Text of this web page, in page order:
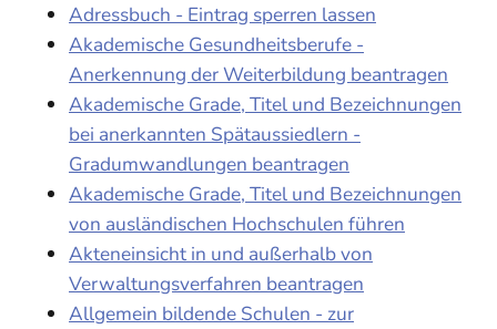
Adressbuch - Eintrag sperren lassen
Akademische Gesundheitsberufe -
Anerkennung der Weiterbildung beantragen
Akademische Grade, Titel und Bezeichnungen
bei anerkannten Spätaussiedlern -
Gradumwandlungen beantragen
Akademische Grade, Titel und Bezeichnungen
von ausländischen Hochschulen führen
Akteneinsicht in und außerhalb von
Verwaltungsverfahren beantragen
Allgemein bildende Schulen - zur